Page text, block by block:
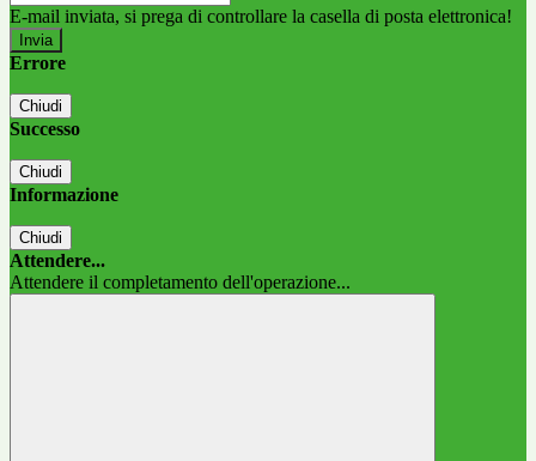
E-mail inviata, si prega di controllare la casella di posta elettronica!
Errore
Chiudi
Successo
Chiudi
Informazione
Chiudi
Attendere...
Attendere il completamento dell'operazione...